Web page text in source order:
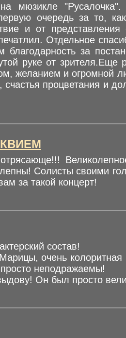
"Русалочка".
очередь за то,
и от
Отдельное
за
руке от
желанием и огромной
процветания и
Солисты своими
за такой концерт!
состав!
очень
неподражаемы!
Он был просто